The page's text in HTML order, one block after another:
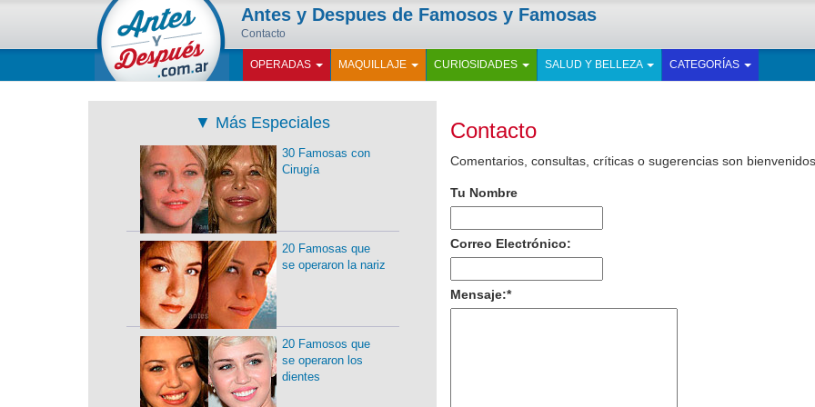
Antes y Despues de Famosos y Famosas
Contacto
OPERADAS MAQUILLAJE CURIOSIDADES SALUD Y BELLEZA CATEGORÍAS
Contacto
Comentarios, consultas, críticas o sugerencias son
Tu Nombre
Correo Electrónico:
Mensaje:*
▼ Más Especiales
30 Famosas con
Cirugía
20 Famosas que
se operaron la nariz
20 Famosos que
se operaron los
dientes